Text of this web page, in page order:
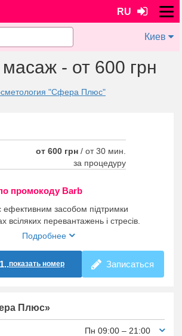
RU
Киев
- от 600 грн
"Сфера Плюс"
от 600 грн / от 30 мин.
за процедуру
промокоду Barb
засобом підтримки
всіляких перевантажень і стресів.
Подробнее
показать номер Записаться
Плюс»
Пн 09:00 – 21:00